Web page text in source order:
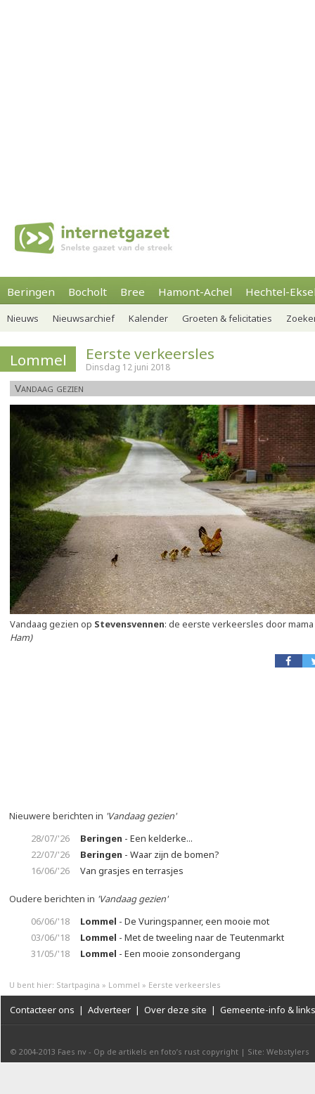
Beringen Bocholt Bree Hamont-Achel Hechtel-
Nieuws Nieuwsarchief Kalender Groeten & felicitaties
Lommel Eerste verkeersles
Dinsdag 12 juni 2018
Vandaag gezien
Vandaag gezien op Stevensvennen: de eerste verkeersles door
Ham)
Nieuwere berichten in 'Vandaag gezien'
28/07/'26
Beringen - Een kelderke...
22/07/'26
Beringen - Waar zijn de bomen?
16/06/'26
Van grasjes en terrasjes
Oudere berichten in 'Vandaag gezien'
06/06/'18
Lommel - De Vuringspanner, een mooie mot
03/06/'18
Lommel - Met de tweeling naar de Teutenmarkt
31/05/'18
Lommel - Een mooie zonsondergang
U bent hier: Startpagina » Lommel » Eerste verkeersles
Contacteer ons | Adverteer | Over deze site | Gemeente-info & links
© 2004-2013 Faes nv - Op de artikels en foto’s rust copyright | Site: Webstylers